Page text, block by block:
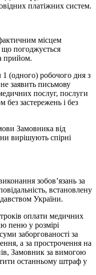
платіжних систем.
місцем
що погоджується
прийом.
(одного) робочого дня з
заявить письмову
послуг, послуги
застережень і без
Замовника від
вирішують спірні
зобов’язань за
встановлену
України.
оплати медичних
пеню у розмірі
заборгованості за
а за прострочення на
Замовник за вимогою
останньому штраф у